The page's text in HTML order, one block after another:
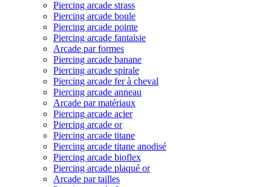
Piercing arcade strass
Piercing arcade boule
Piercing arcade pointe
Piercing arcade fantaisie
Arcade par formes
Piercing arcade banane
Piercing arcade spirale
Piercing arcade fer à cheval
Piercing arcade anneau
Arcade par matériaux
Piercing arcade acier
Piercing arcade or
Piercing arcade titane
Piercing arcade titane anodisé
Piercing arcade bioflex
Piercing arcade plaqué or
Arcade par tailles